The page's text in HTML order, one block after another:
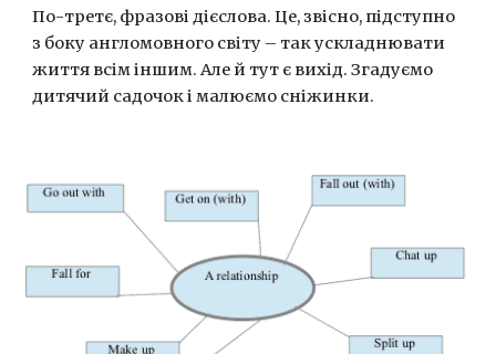
По-третє, фразові дієслова. Це, звісно, підступно
з боку англомовного світу – так ускладнювати
життя всім іншим. Але й тут є вихід. Згадуємо
дитячий садочок і малюємо сніжинки.